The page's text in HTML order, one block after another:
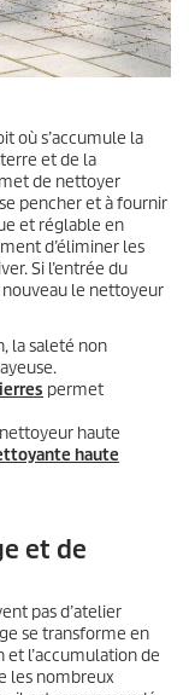
où s’accumule la
et de la
de nettoyer
pencher et à fournir
et réglable en
d’éliminer les
Si l’entrée du
nouveau le nettoyeur
la saleté non
permet
haute
haute
et de
pas d’atelier
se transforme en
et l’accumulation de
les nombreux